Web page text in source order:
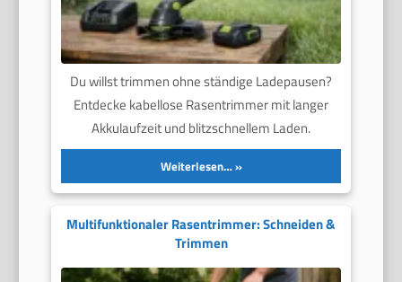
Du willst trimmen ohne ständige Ladepausen?
Entdecke kabellose Rasentrimmer mit langer
Akkulaufzeit und blitzschnellem Laden.
Weiterlesen…
Multifunktionaler Rasentrimmer: Schneiden &
Trimmen